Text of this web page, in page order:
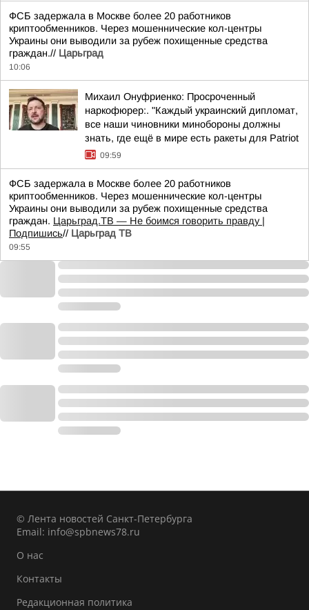
ФСБ задержала в Москве более 20 работников
криптообменников. Через мошеннические кол-центры
Украины они выводили за рубеж похищенные средства
граждан.// Царьград
10:06
Михаил Онуфриенко: Просроченный
наркофюрер:. "Каждый украинский дипломат,
все наши чиновники минобороны должны
знать, где ещё в мире есть ракеты для Patriot
09:59
ФСБ задержала в Москве более 20 работников
криптообменников. Через мошеннические кол-центры
Украины они выводили за рубеж похищенные средства
граждан. Царьград.ТВ — Не боимся говорить правду |
Подпишись// Царьград ТВ
09:55
© Лента новостей Санкт-Петербурга
Email: info@spbnews78.ru
О нас
Контакты
Редакционная политика